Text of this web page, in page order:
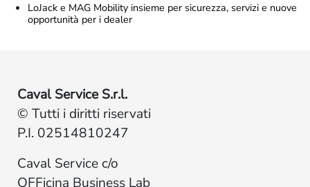
LoJack e MAG Mobility insieme per sicurezza, servizi e nuove
opportunità per i dealer
Caval Service S.r.l.
© Tutti i diritti riservati
P.I. 02514810247
Caval Service c/o
OFFicina Business Lab